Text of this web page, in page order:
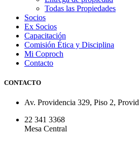
Todas las Propiedades
Socios
Ex Socios
Capacitación
Comisión Ética y Disciplina
Mi Coproch
Contacto
CONTACTO
Av. Providencia 329, Piso 2,
22 341 3368
Mesa Central